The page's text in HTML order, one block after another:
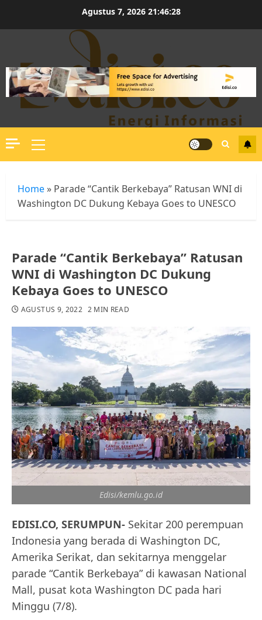
Agustus 7, 2026 21:46:29
Primary
Menu
Home » Parade “Cantik Berkebaya” Ratusan WNI di
Washington DC Dukung Kebaya Goes to UNESCO
Parade “Cantik Berkebaya” Ratusan
WNI di Washington DC Dukung
Kebaya Goes to UNESCO
AGUSTUS 9, 2022 2 MIN READ
Edisi/kemlu.go.id
EDISI.CO, SERUMPUN- Sekitar 200 perempuan
Indonesia yang berada di Washington DC,
Amerika Serikat, dan sekitarnya menggelar
parade “Cantik Berkebaya” di kawasan National
Mall, pusat kota Washington DC pada hari
Minggu (7/8).